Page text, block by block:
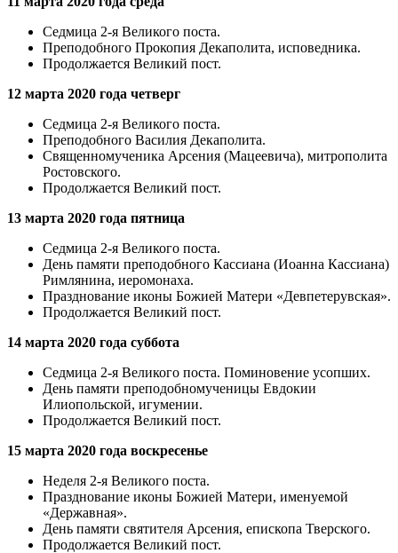
Седмица 2-я Великого поста.
Преподобного Прокопия Декаполита, исповедника.
Продолжается Великий пост.
12 марта 2020 года четверг
Седмица 2-я Великого поста.
Преподобного Василия Декаполита.
Священномученика Арсения (Мацеевича), митрополита
Ростовского.
Продолжается Великий пост.
13 марта 2020 года пятница
Седмица 2-я Великого поста.
День памяти преподобного Кассиана (Иоанна Кассиана)
Римлянина, иеромонаха.
Празднование иконы Божией Матери «Девпетерувская».
Продолжается Великий пост.
14 марта 2020 года суббота
Седмица 2-я Великого поста. Поминовение усопших.
День памяти преподобномученицы Евдокии
Илиопольской, игумении.
Продолжается Великий пост.
15 марта 2020 года воскресенье
Неделя 2-я Великого поста.
Празднование иконы Божией Матери, именуемoй
«Державная».
День памяти святителя Арсения, епископа Тверского.
Продолжается Великий пост.